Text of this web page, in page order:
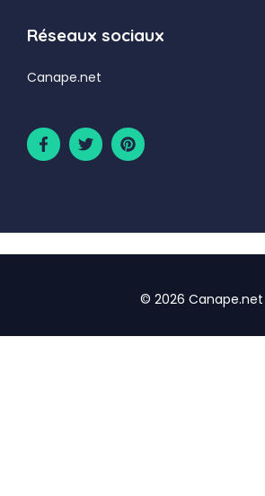
Réseaux sociaux
Canape.net
© 2026 Canape.net